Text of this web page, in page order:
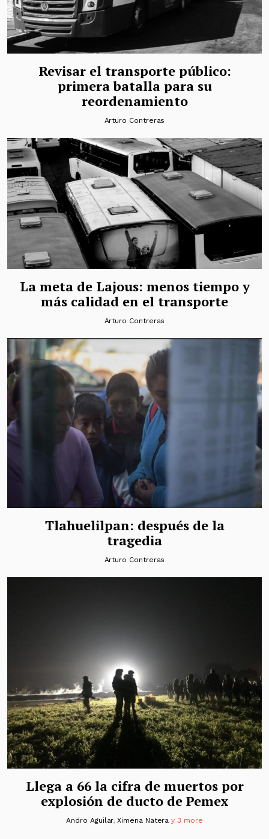
Revisar el transporte público:
primera batalla para su
reordenamiento
Arturo Contreras
La meta de Lajous: menos tiempo y
más calidad en el transporte
Arturo Contreras
Tlahuelilpan: después de la
tragedia
Arturo Contreras
Llega a 66 la cifra de muertos por
explosión de ducto de Pemex
Andro Aguilar,Ximena Natera y 3 more